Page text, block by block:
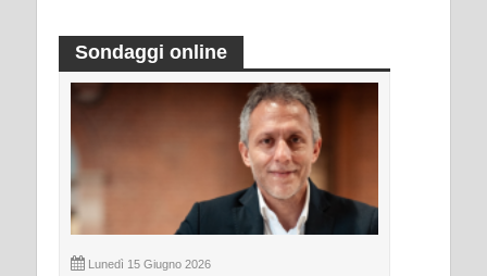
Sondaggi online
Lunedì 15 Giugno 2026